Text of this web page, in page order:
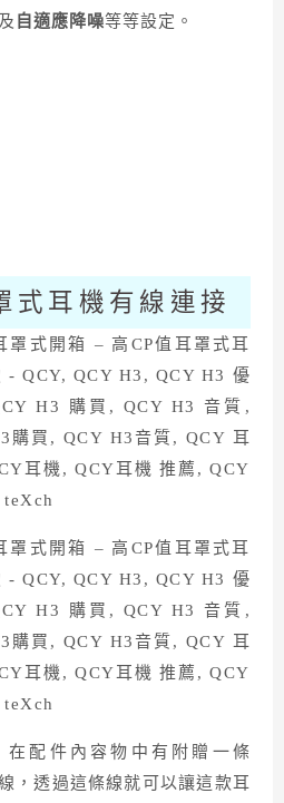
自適應降噪等等設定。
式耳機有線連接
在配件內容物中有附贈一條
，透過這條線就可以讓這款耳